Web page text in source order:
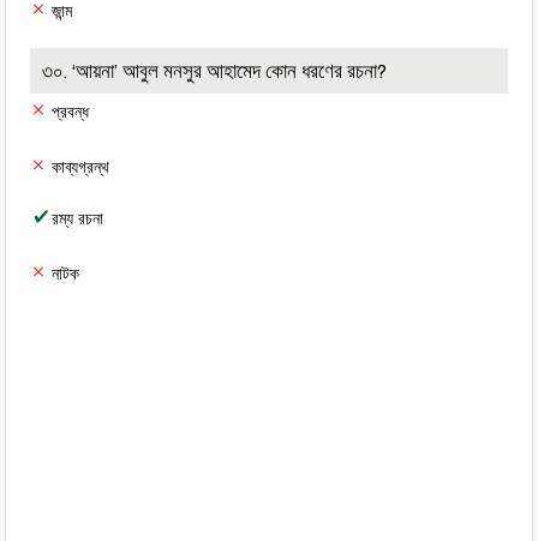
জান্ম
৩০. ‘আয়না’ আবুল মনসুর আহামেদ কোন ধরণের রচনা?
প্রবন্ধ
কাব্যগ্রন্থ
রম্য রচনা
নাটক